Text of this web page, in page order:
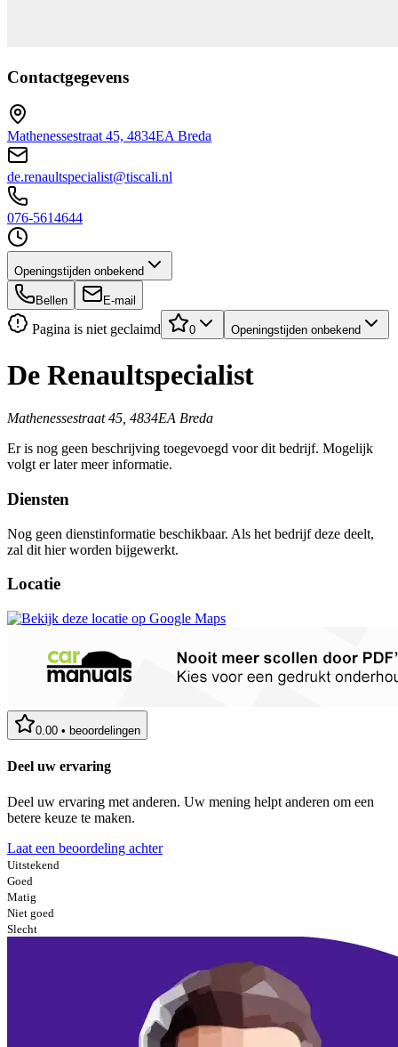
Contactgegevens
Mathenessestraat 45, 4834EA Breda
de.renaultspecialist@tiscali.nl
076-5614644
Openingstijden onbekend
Bellen E-mail
Pagina is niet geclaimd 0 Openingstijden onbekend
De Renaultspecialist
Mathenessestraat 45, 4834EA Breda
Er is nog geen beschrijving toegevoegd voor dit bedrijf. Mogelijk
volgt er later meer informatie.
Diensten
Nog geen dienstinformatie beschikbaar. Als het bedrijf deze deelt,
zal dit hier worden bijgewerkt.
Locatie
0.00 • beoordelingen
Deel uw ervaring
Deel uw ervaring met anderen. Uw mening helpt anderen om een
betere keuze te maken.
Laat een beoordeling achter
Uitstekend
Goed
Matig
Niet goed
Slecht